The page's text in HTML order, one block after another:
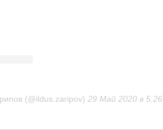
(@ildus.zaripov) 29 Май 2020 в 5:26 PDT